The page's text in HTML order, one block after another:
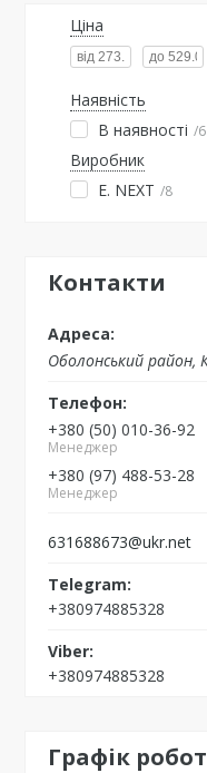
Ціна
Наявність
В наявності
6
Виробник
E. NEXT
8
Контакти
Оболонський район,
+380 (50) 010-36-92
Менеджер
+380 (97) 488-53-28
Менеджер
631688673@ukr.net
+380974885328
+380974885328
Графік